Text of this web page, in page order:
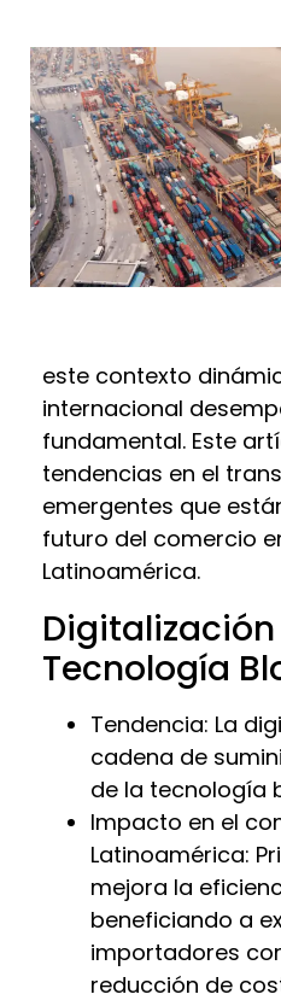
este contexto
internacional
fundamental. Este
tendencias en el
emergentes que
futuro del comercio
Latinoamérica.
Tecnología
Tendencia: La
cadena de
de la tecnología
Impacto en el
Latinoamérica:
mejora la
beneficiando a
importadores
reducción de